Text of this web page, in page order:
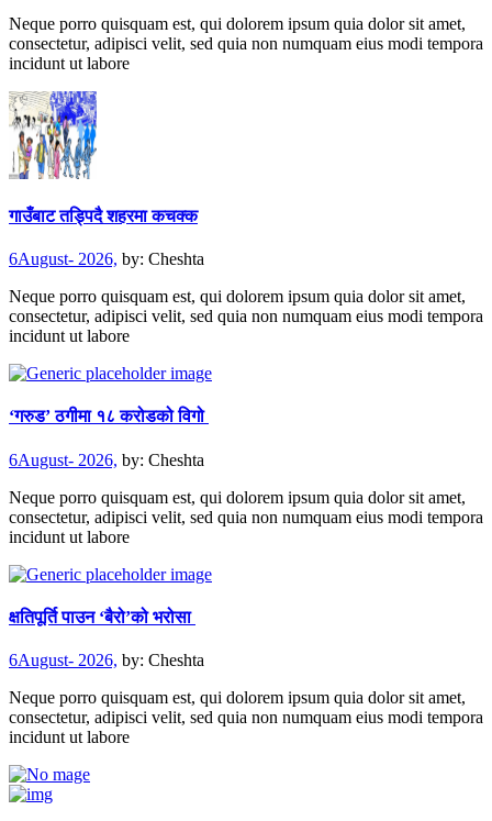
Neque porro quisquam est, qui dolorem ipsum quia dolor sit amet,
consectetur, adipisci velit, sed quia non numquam eius modi tempora
incidunt ut labore
गाउँबाट तड्पिदै शहरमा कचक्क
6August- 2026, by: Cheshta
Neque porro quisquam est, qui dolorem ipsum quia dolor sit amet,
consectetur, adipisci velit, sed quia non numquam eius modi tempora
incidunt ut labore
‘गरुड’ ठगीमा १८ करोडको विगो
6August- 2026, by: Cheshta
Neque porro quisquam est, qui dolorem ipsum quia dolor sit amet,
consectetur, adipisci velit, sed quia non numquam eius modi tempora
incidunt ut labore
क्षतिपूर्ति पाउन ‘बैरो’को भरोसा
6August- 2026, by: Cheshta
Neque porro quisquam est, qui dolorem ipsum quia dolor sit amet,
consectetur, adipisci velit, sed quia non numquam eius modi tempora
incidunt ut labore